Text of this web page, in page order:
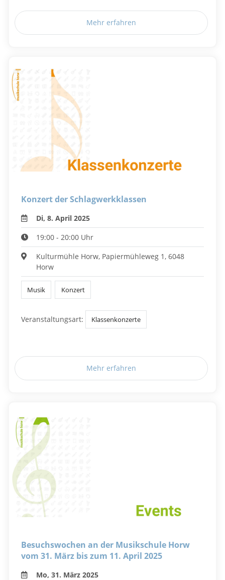
Mehr erfahren
Konzert der Schlagwerkklassen
Di, 8. April 2025
19:00 - 20:00 Uhr
Kulturmühle Horw, Papiermühleweg 1, 6048
Horw
Musik Konzert
Veranstaltungsart: Klassenkonzerte
Mehr erfahren
Besuchswochen an der Musikschule Horw
vom 31. März bis zum 11. April 2025
Mo, 31. März 2025